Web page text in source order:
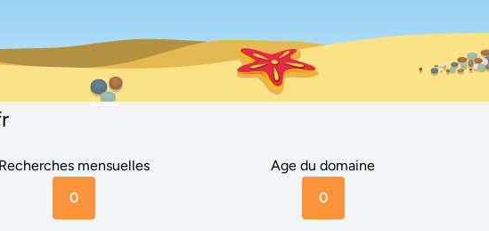
Recherches mensuelles
0
Age du domaine
0